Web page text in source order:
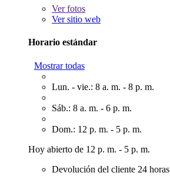
Verfotos
Ver sitio web
Horario estándar
Mostrar todas
Lun. - vie.: 8 a. m. - 8 p. m.
Sáb.: 8 a. m. - 6 p. m.
Dom.: 12 p. m. - 5 p. m.
Hoy abierto de 12 p. m. - 5 p. m.
Devolución del cliente 24 horas